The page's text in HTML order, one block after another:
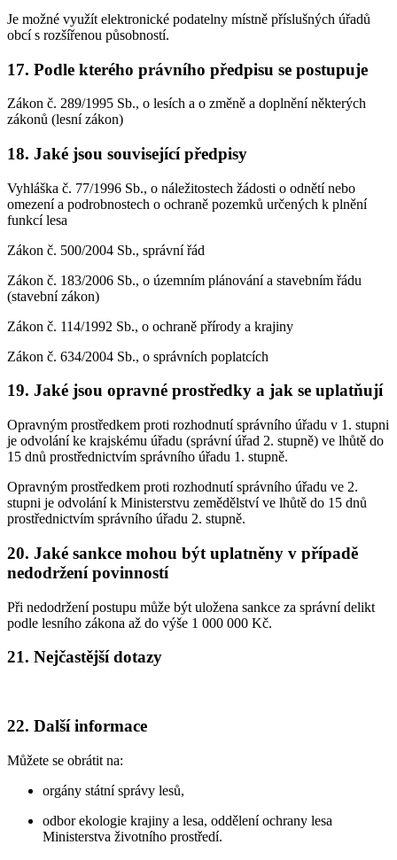
Je možné využít elektronické podatelny místně příslušných úřadů
obcí s rozšířenou působností.
17. Podle kterého právního předpisu se postupuje
Zákon č. 289/1995 Sb., o lesích a o změně a doplnění některých
zákonů (lesní zákon)
18. Jaké jsou související předpisy
Vyhláška č. 77/1996 Sb., o náležitostech žádosti o odnětí nebo
omezení a podrobnostech o ochraně pozemků určených k plnění
funkcí lesa
Zákon č. 500/2004 Sb., správní řád
Zákon č. 183/2006 Sb., o územním plánování a stavebním řádu
(stavební zákon)
Zákon č. 114/1992 Sb., o ochraně přírody a krajiny
Zákon č. 634/2004 Sb., o správních poplatcích
19. Jaké jsou opravné prostředky a jak se uplatňují
Opravným prostředkem proti rozhodnutí správního úřadu v 1. stupni
je odvolání ke krajskému úřadu (správní úřad 2. stupně) ve lhůtě do
15 dnů prostřednictvím správního úřadu 1. stupně.
Opravným prostředkem proti rozhodnutí správního úřadu ve 2.
stupni je odvolání k Ministerstvu zemědělství ve lhůtě do 15 dnů
prostřednictvím správního úřadu 2. stupně.
20. Jaké sankce mohou být uplatněny v případě
nedodržení povinností
Při nedodržení postupu může být uložena sankce za správní delikt
podle lesního zákona až do výše 1 000 000 Kč.
21. Nejčastější dotazy
22. Další informace
Můžete se obrátit na:
orgány státní správy lesů,
odbor ekologie krajiny a lesa, oddělení ochrany lesa
Ministerstva životního prostředí.